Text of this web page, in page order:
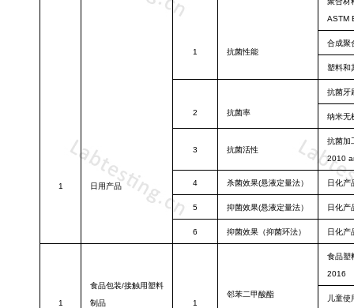
1 日用产品
1 抗菌性能
ASTM
合成聚
塑料和
2 抗菌率
抗菌牙
纳米无
3 抗菌活性
抗菌加
2010
4 杀菌效果(悬液定量法） 日化产
5 抑菌效果(悬液定量法） 日化产
6 抑菌效果（抑菌环法） 日化产
1
食品包装/接触用塑料
制品
1
邻苯二甲酸酯
食品塑
2016
儿童使